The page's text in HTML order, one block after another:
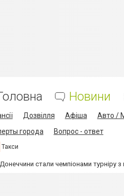
Новини
Дозвілля Афіша Авто /
города
Вопрос - ответ
Такси
стали чемпіонами турніру